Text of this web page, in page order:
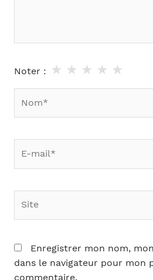
Noter : ★
★
★
★
★
Enregistrer mon nom,
dans le navigateur pour mon
commentaire.